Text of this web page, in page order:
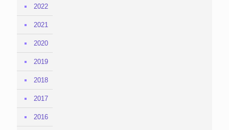
2022
2021
2020
2019
2018
2017
2016